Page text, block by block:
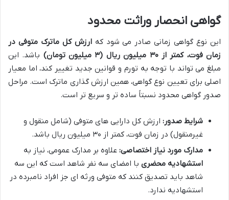
گواهی انحصار وراثت محدود
این نوع گواهی زمانی صادر می شود کهارزش کل ماترک متوفی در
زمان فوت، کمتر از ۳۰ میلیون ریال (۳ میلیون تومان)
باشد. این
مبلغ می تواند با توجه به تورم و قوانین جدید تغییر کند، اما معیار
اصلی برای تعیین نوع گواهی، همین ارزش گذاری ماترک است. مراحل
صدور گواهی محدود نسبتاً ساده تر و سریع تر است.
شرایط صدور: ارزش کل دارایی های متوفی (شامل منقول و
غیرمنقول) در زمان فوت، کمتر از ۳۰ میلیون ریال باشد.
مدارک مورد نیاز اختصاصی: علاوه بر مدارک عمومی، نیاز به
استشهادیه محضری با امضای سه نفر شاهد است که این سه
شاهد باید تصدیق کنند که متوفی ورثه ای جز افراد نامبرده در
استشهادیه ندارد.